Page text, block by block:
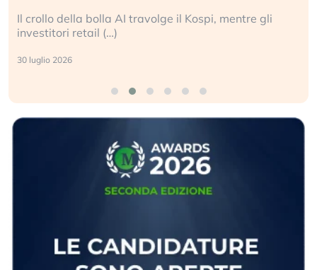
Il crollo della bolla AI travolge il Kospi, mentre gli
investitori retail (…)
30 luglio 2026